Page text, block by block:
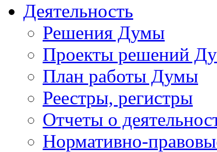
Деятельность
Решения Думы
Проекты решений
План работы Думы
Реестры, регистры
Отчеты о
Нормативно-